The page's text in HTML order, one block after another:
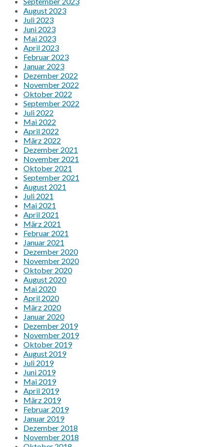
August 2023
Juli 2023
Juni 2023
Mai 2023
April 2023
Februar 2023
Januar 2023
Dezember 2022
November 2022
Oktober 2022
September 2022
Juli 2022
Mai 2022
April 2022
März 2022
Dezember 2021
November 2021
Oktober 2021
September 2021
August 2021
Juli 2021
Mai 2021
April 2021
März 2021
Februar 2021
Januar 2021
Dezember 2020
November 2020
Oktober 2020
August 2020
Mai 2020
April 2020
März 2020
Januar 2020
Dezember 2019
November 2019
Oktober 2019
August 2019
Juli 2019
Juni 2019
Mai 2019
April 2019
März 2019
Februar 2019
Januar 2019
Dezember 2018
November 2018